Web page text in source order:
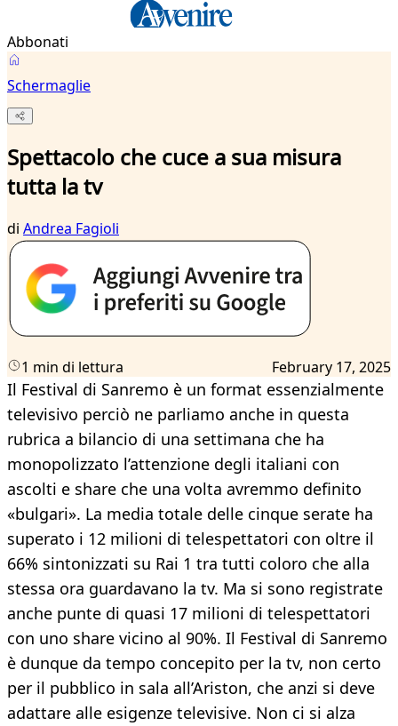
Abbonati
Schermaglie
Spettacolo che cuce a sua misura
tutta la tv
di Andrea Fagioli
1 min di lettura February 17, 2025
Il Festival di Sanremo è un format essenzialmente
televisivo perciò ne parliamo anche in questa
rubrica a bilancio di una settimana che ha
monopolizzato l’attenzione degli italiani con
ascolti e share che una volta avremmo definito
«bulgari». La media totale delle cinque serate ha
superato i 12 milioni di telespettatori con oltre il
66% sintonizzati su Rai 1 tra tutti coloro che alla
stessa ora guardavano la tv. Ma si sono registrate
anche punte di quasi 17 milioni di telespettatori
con uno share vicino al 90%. Il Festival di Sanremo
è dunque da tempo concepito per la tv, non certo
per il pubblico in sala all’Ariston, che anzi si deve
adattare alle esigenze televisive. Non ci si alza